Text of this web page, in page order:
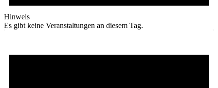
Hinweis
Es gibt keine Veranstaltungen an diesem Tag.